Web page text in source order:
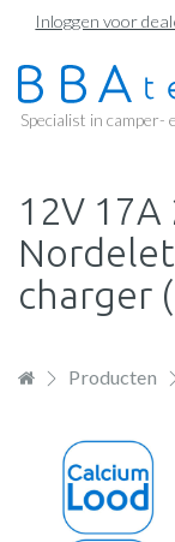
Overslaan
naar
de
Inloggen voor
Specialist in camper-
12V 17A
charger
Producten